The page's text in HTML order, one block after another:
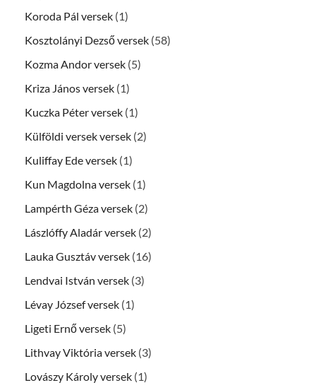
Koroda Pál versek (1)
Kosztolányi Dezső versek (58)
Kozma Andor versek (5)
Kriza János versek (1)
Kuczka Péter versek (1)
Külföldi versek versek (2)
Kuliffay Ede versek (1)
Kun Magdolna versek (1)
Lampérth Géza versek (2)
Lászlóffy Aladár versek (2)
Lauka Gusztáv versek (16)
Lendvai István versek (3)
Lévay József versek (1)
Ligeti Ernő versek (5)
Lithvay Viktória versek (3)
Lovászy Károly versek (1)